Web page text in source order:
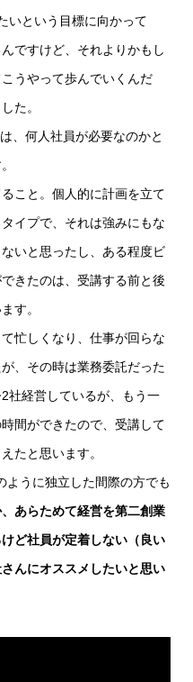
いという目標に向かって
ですけど、それよりかもし
うやって歩んでいくんだ
た。
、何人社員が必要なのかと
こと。個人的に計画を立て
イプで、それは強みにもな
いと思ったし、ある程度ビ
きたのは、受講する前と後
す。
忙しくなり、仕事が回らな
、その時は業務委託だった
社経営しているが、もう一
間ができたので、受講して
たと思います。
ように独立した間際の方でも
あらためて経営を第二創業
ど社員が定着しない（良い
んにオススメしたいと思い